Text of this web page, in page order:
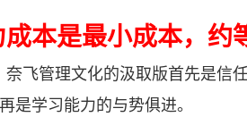
本是最小成本，约
管理文化的汲取版首先是信
是学习能力的与势俱进。